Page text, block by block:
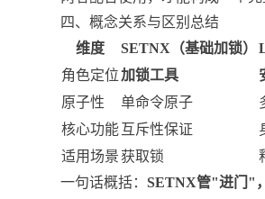
四、概念关系与区别总结
维度
SETNX（基础加锁）
角色定位加锁工具
原子性
单命令原子
核心功能 互斥性保证
适用场景获取锁
一句话概括：SETNX管"进门"